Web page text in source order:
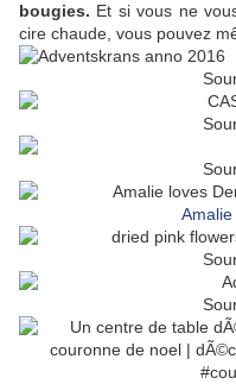
bougies. Et si vous ne
cire chaude, vous pouvez